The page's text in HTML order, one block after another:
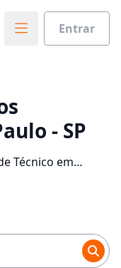
Entrar
- SP
Técnico em